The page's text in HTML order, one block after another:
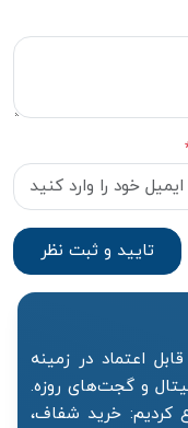
اعتماد در زمینه
و گجت‌های روزه.
کردیم: خرید شفاف،